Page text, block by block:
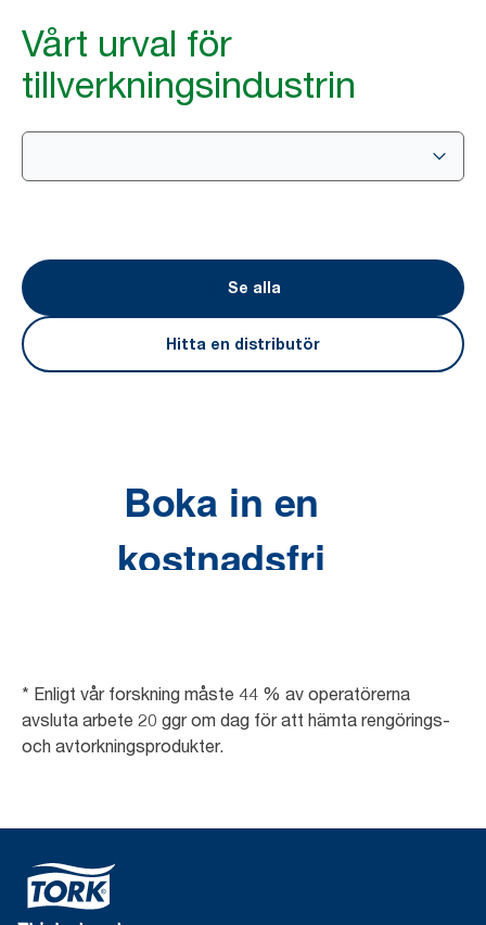
Vårt urval för
tillverkningsindustrin
Se alla
Hitta en distributör
* Enligt vår forskning måste 44 % av operatörerna
avsluta arbete 20 ggr om dag för att hämta rengörings-
och avtorkningsprodukter.